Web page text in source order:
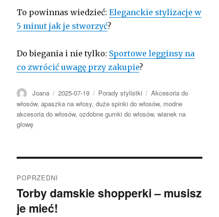
To powinnas wiedzieć:Eleganckie stylizacje w
5 minut jak je stworzyć?
Do biegania i nie tylko: Sportowe legginsy na
co zwrócić uwagę przy zakupie?
Autor
Joana Opublikowano
2025-07-19 Kategorie
Porady stylistki Tagi
Akcesoria do
włosów,apaszka na włosy,duże spinki do włosów, modne
akcesoria do włosów,ozdobne gumki do włosów,wianek na
głowę
wpisu
POPRZEDNI
Poprzedni
wpis:
Torby damskie shopperki – musisz
je mieć!